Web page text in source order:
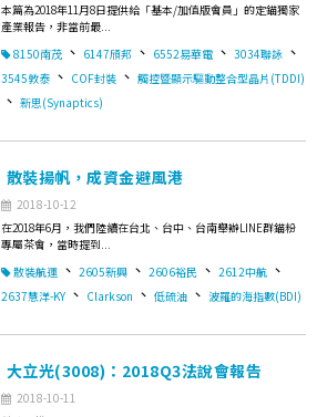
本篇為2018年11月8日提供給「基本/加值版會員」的定錨獨家
產業報告，非當前最...
8150南茂 、 6147頎邦 、 6552易華電 、 3034聯詠 、
3545敦泰 、 COF封裝 、 觸控暨顯示驅動整合型晶片(TDDI)
、 新思(Synaptics)
散裝揚帆，成資金避風港
2018-10-12
在2018年6月，我們陸續在台北、台中、台南舉辦LINE群錨粉
專屬茶會，當時提到...
散裝航運 、 2605新興 、 2606裕民 、 2612中航 、
2637慧洋-KY 、 Clarkson 、 低硫油 、 波羅的海指數(BDI)
大立光(3008)：2018Q3法說會報告
2018-10-11